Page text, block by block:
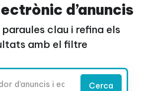
d’anuncis
clau i refina els
amb el filtre
Cerca